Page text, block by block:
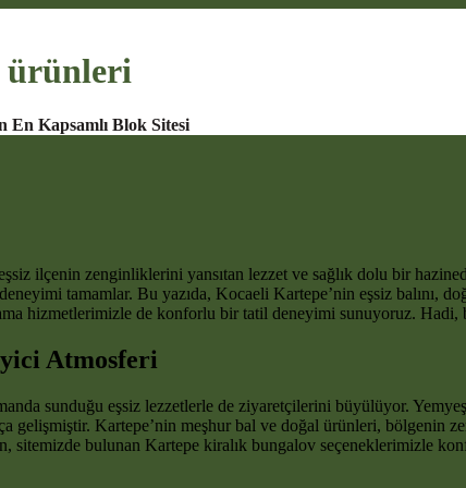
ürünleri
En Kapsamlı Blok Sitesi
ilçenin zenginliklerini yansıtan lezzet ve sağlık dolu bir
tamamlar. Bu yazıda, Kocaeli Kartepe’nin eşsiz balını,
hizmetlerimizle de konforlu bir tatil deneyimi sunuyoruz.
Atmosferi
sunduğu eşsiz lezzetlerle de ziyaretçilerini büyülüyor.
gelişmiştir. Kartepe’nin meşhur bal ve doğal ürünleri, bölgenin
sitemizde bulunan Kartepe kiralık bungalov seçeneklerimizle